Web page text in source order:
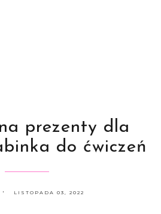
prezenty dla
do ćwiczeń
LISTOPADA 03, 2022